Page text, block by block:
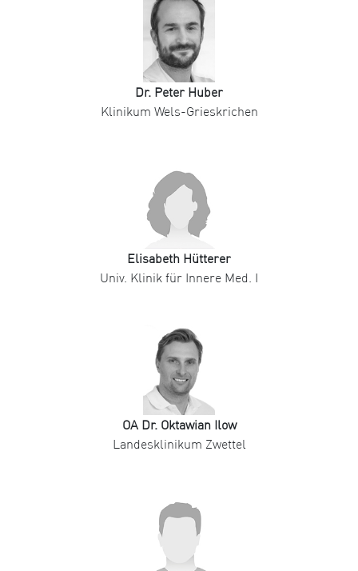
Dr. Peter Huber
Klinikum Wels-Grieskrichen
Elisabeth Hütterer
Univ. Klinik für Innere Med. I
OA Dr. Oktawian Ilow
Landesklinikum Zwettel